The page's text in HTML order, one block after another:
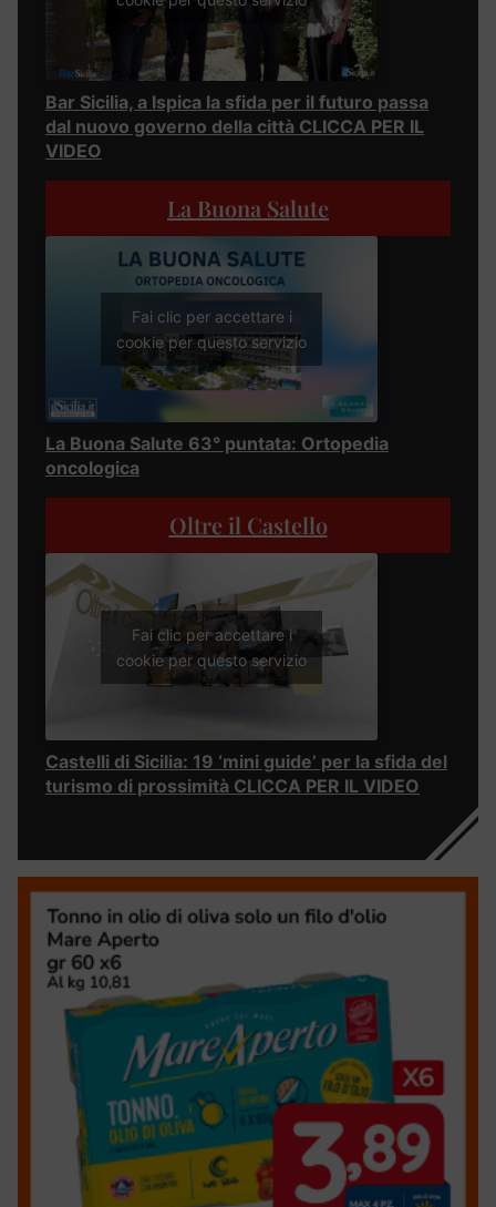
Bar Sicilia, a Ispica la sfida per il futuro passa
dal nuovo governo della città CLICCA PER IL
VIDEO
La Buona Salute
Fai clic per accettare i
cookie per questo servizio
La Buona Salute 63° puntata: Ortopedia
oncologica
Oltre il Castello
Fai clic per accettare i
cookie per questo servizio
Castelli di Sicilia: 19 ‘mini guide’ per la sfida del
turismo di prossimità CLICCA PER IL VIDEO